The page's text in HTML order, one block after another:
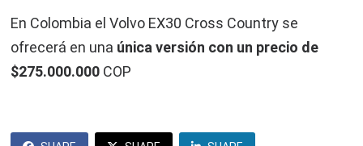
En Colombia el Volvo EX30 Cross Country se
ofrecerá en una única versión con un precio de
$275.000.000 COP